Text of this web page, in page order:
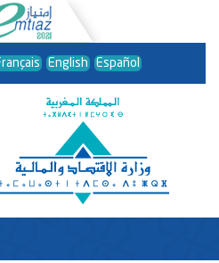
English Español